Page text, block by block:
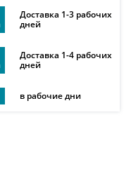
Доставка 1-3 рабочих
дней
Доставка 1-4 рабочих
дней
в рабочие дни